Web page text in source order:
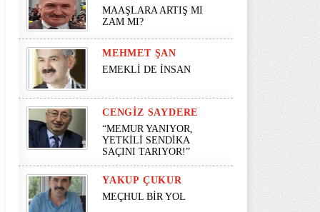
MAAŞLARA ARTIŞ MI
ZAM MI?
MEHMET ŞAN
EMEKLİ DE İNSAN
CENGIZ SAYDERE
“MEMUR YANIYOR,
YETKİLİ SENDİKA
SAÇINI TARIYOR!”
YAKUP ÇUKUR
MEÇHUL BİR YOL